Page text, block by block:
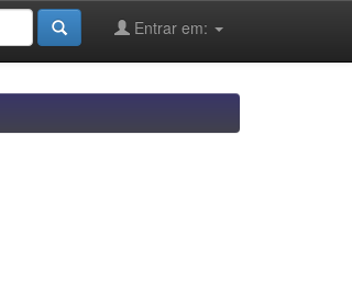
Entrar em: